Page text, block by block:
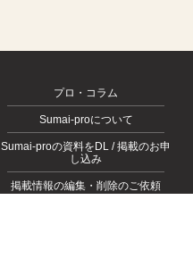
プロ・コラム
Sumai-proについて
Sumai-proの資料をDL / 掲載のお申
し込み
掲載情報の編集・削除のご依頼